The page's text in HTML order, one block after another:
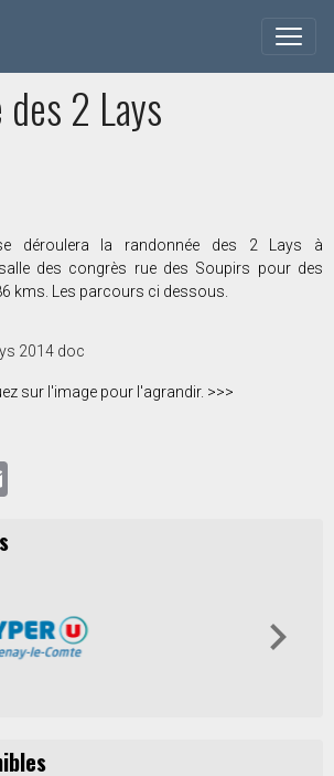
des 2 Lays
déroulera la randonnée des 2 Lays à
des congrès rue des Soupirs pour des
kms. Les parcours ci dessous.
sur l'image pour l'agrandir. >>>